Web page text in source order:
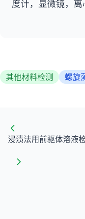
度计，显微镜，离
其他材料检测 螺旋
浸渍法用前驱体溶液